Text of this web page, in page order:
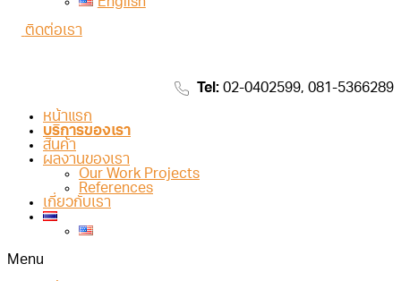
ติดต่อเรา
Tel: 02-0402599, 081-5366289
หน้าแรก
บริการของเรา
สินค้า
ผลงานของเรา
Our Work Projects
References
เกี่ยวกับเรา
Menu